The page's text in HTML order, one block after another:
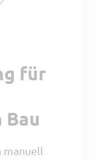
für
manuell